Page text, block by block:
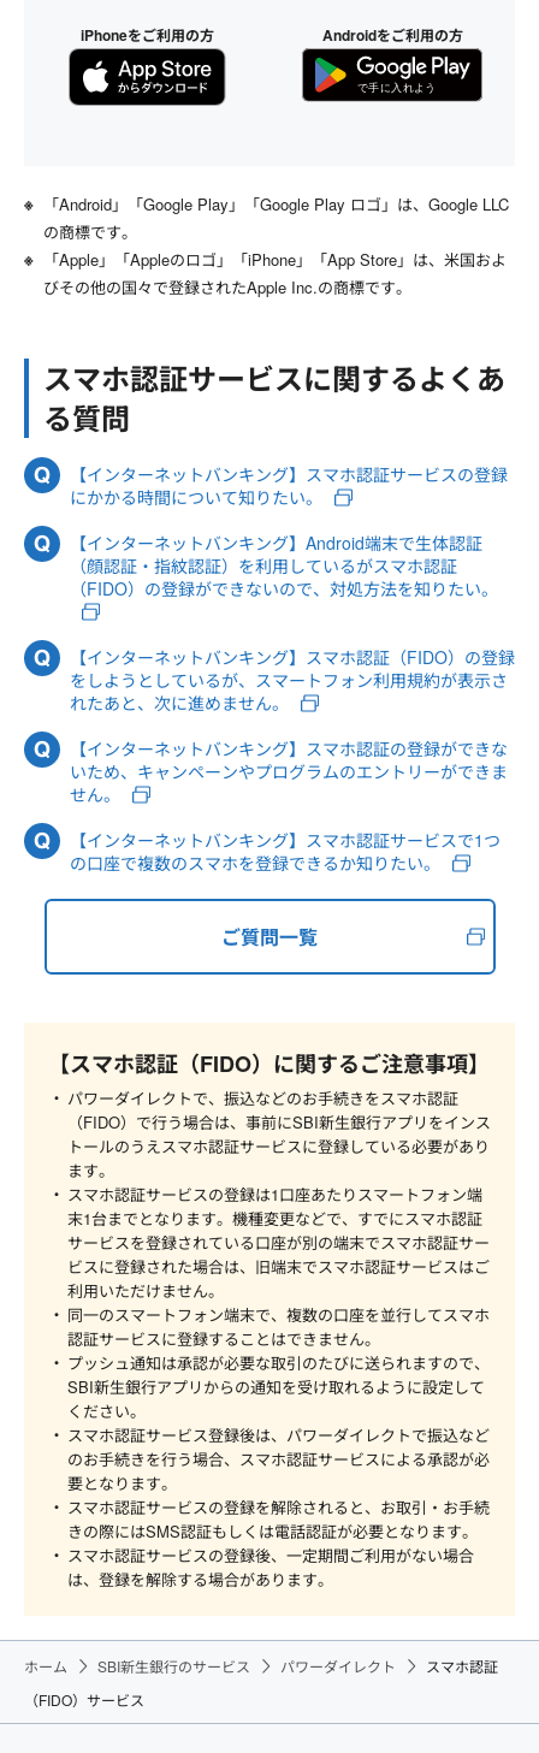
iPhoneをご利用の方 Androidをご利用の方
「Android」「Google Play」「Google Play ロゴ」は、Google LLC
の商標です。
「Apple」「Appleのロゴ」「iPhone」「App Store」は、米国およ
びその他の国々で登録されたApple Inc.の商標です。
スマホ認証サービスに関するよくあ
る質問
【インターネットバンキング】スマホ認証サービスの登録
にかかる時間について知りたい。
【インターネットバンキング】Android端末で生体認証
（顔認証・指紋認証）を利用しているがスマホ認証
（FIDO）の登録ができないので、対処方法を知りたい。
【インターネットバンキング】スマホ認証（FIDO）の登録
をしようとしているが、スマートフォン利用規約が表示さ
れたあと、次に進めません。
【インターネットバンキング】スマホ認証の登録ができな
いため、キャンペーンやプログラムのエントリーができま
せん。
【インターネットバンキング】スマホ認証サービスで1つ
の口座で複数のスマホを登録できるか知りたい。
ご質問一覧
【スマホ認証（FIDO）に関するご注意事項】
パワーダイレクトで、振込などのお手続きをスマホ認証
（FIDO）で行う場合は、事前にSBI新生銀行アプリをインス
トールのうえスマホ認証サービスに登録している必要があり
ます。
スマホ認証サービスの登録は1口座あたりスマートフォン端
末1台までとなります。機種変更などで、すでにスマホ認証
サービスを登録されている口座が別の端末でスマホ認証サー
ビスに登録された場合は、旧端末でスマホ認証サービスはご
利用いただけません。
同一のスマートフォン端末で、複数の口座を並行してスマホ
認証サービスに登録することはできません。
プッシュ通知は承認が必要な取引のたびに送られますので、
SBI新生銀行アプリからの通知を受け取れるように設定して
ください。
スマホ認証サービス登録後は、パワーダイレクトで振込など
のお手続きを行う場合、スマホ認証サービスによる承認が必
要となります。
スマホ認証サービスの登録を解除されると、お取引・お手続
きの際にはSMS認証もしくは電話認証が必要となります。
スマホ認証サービスの登録後、一定期間ご利用がない場合
は、登録を解除する場合があります。
ホーム SBI新生銀行のサービス パワーダイレクト
スマホ認証
（FIDO）サービス